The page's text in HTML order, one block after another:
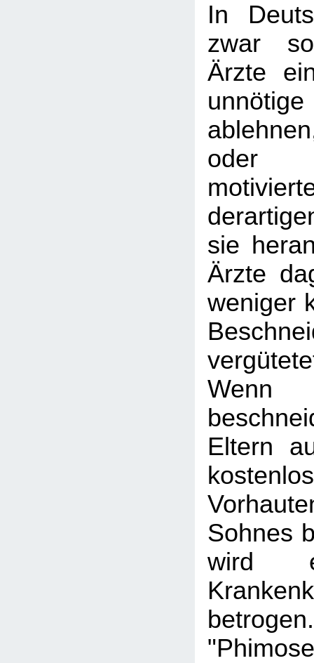
In
zwar
Ärzte
oder
sie
Ärzte
weniger
Eltern
Sohnes
wird